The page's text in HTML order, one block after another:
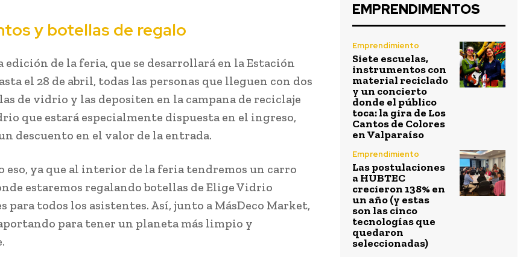
y botellas de regalo
edición de la feria, que se desarrollará en la Estación
el 28 de abril, todas las personas que lleguen con dos
de vidrio y las depositen en la campana de reciclaje
que estará especialmente dispuesta en el ingreso,
descuento en el valor de la entrada.
eso, ya que al interior de la feria tendremos un carro
estaremos regalando botellas de Elige Vidrio
para todos los asistentes. Así, junto a MásDeco Market,
para tener un planeta más limpio y
EMPRENDIMENTOS
Emprendimiento
Siete escuelas,
instrumentos con
material reciclado
y un concierto
donde el público
toca: la gira de Los
Cantos de Colores
en Valparaíso
Emprendimiento
Las postulaciones
a HUBTEC
crecieron 138% en
un año (y estas
son las cinco
tecnologías que
quedaron
seleccionadas)